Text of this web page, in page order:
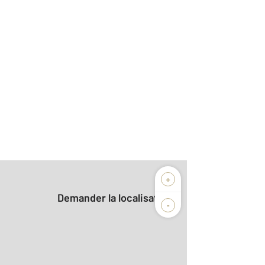
+
-
Demander la localisation